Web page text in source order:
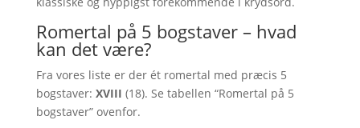
Romertal på 5 bogstaver – hvad
kan det være?
Fra vores liste er der ét romertal med præcis 5
bogstaver: XVIII (18). Se tabellen “Romertal på 5
bogstaver” ovenfor.